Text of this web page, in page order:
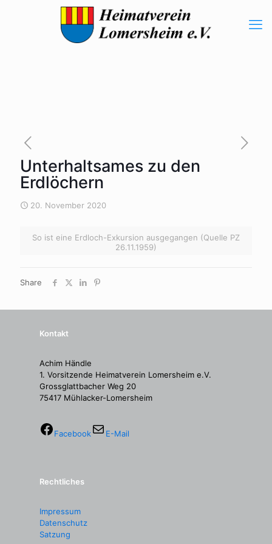
Unterhaltsames zu den
Erdlöchern
20. November 2020
So ist eine Erdloch-Exkursion ausgegangen (Quelle PZ
26.11.1959)
Share
Kontakt
Achim Händle
1. Vorsitzende Heimatverein Lomersheim e.V.
Grossglattbacher Weg 20
75417 Mühlacker-Lomersheim
Facebook E-Mail
Rechtliches
Impressum
Datenschutz
Satzung